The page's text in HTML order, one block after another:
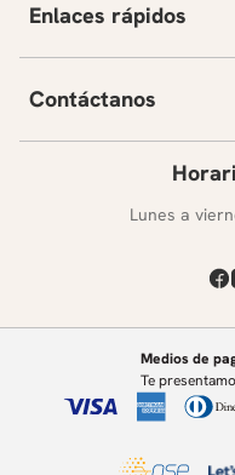
Enlaces rápidos
Contáctanos
Lunes a
Medios de
Te